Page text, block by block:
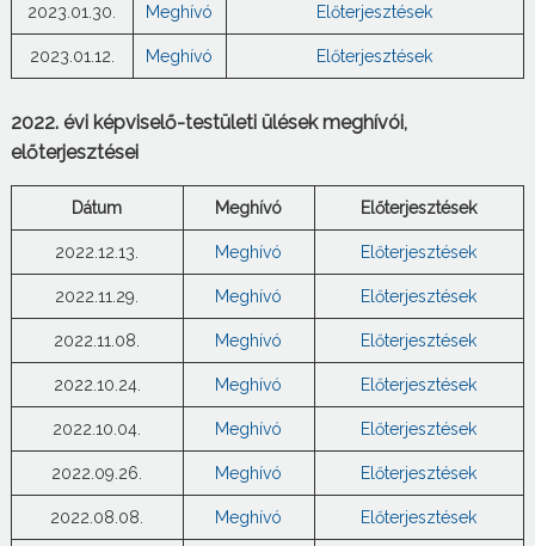
2023.01.30. Meghívó Előterjesztések
2023.01.12. Meghívó Előterjesztések
2022. évi képviselő-testületi ülések meghívói,
előterjesztései
Dátum Meghívó Előterjesztések
2022.12.13. Meghívó Előterjesztések
2022.11.29. Meghívó Előterjesztések
2022.11.08. Meghívó Előterjesztések
2022.10.24. Meghívó Előterjesztések
2022.10.04. Meghívó Előterjesztések
2022.09.26. Meghívó Előterjesztések
2022.08.08. Meghívó Előterjesztések